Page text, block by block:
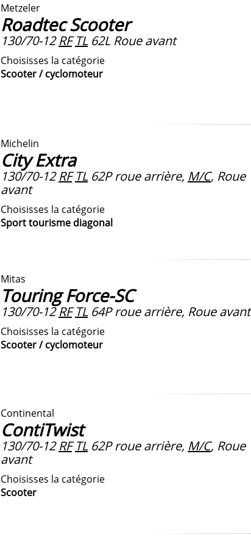
Metzeler
Roadtec Scooter
130/70-12 RF TL62L Roue avant
Choisisses la catégorie
Scooter / cyclomoteur
Michelin
City Extra
130/70-12 RF TL62P roue arrière, M/C, Roue
avant
Choisisses la catégorie
Sport tourisme diagonal
Mitas
Touring Force-SC
130/70-12RF TL64P roue arrière, Roue avant
Choisisses la catégorie
Scooter / cyclomoteur
Continental
ContiTwist
130/70-12 RF TL62P roue arrière, M/C, Roue
avant
Choisisses la catégorie
Scooter